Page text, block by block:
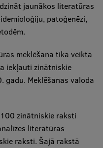
jaunākos literatūras
patoģenēzi,
meklēšana tika veikta
iekļauti zinātniskie
gadu. Meklēšanas valoda
zinātniskie raksti
literatūras
raksti. Šajā rakstā